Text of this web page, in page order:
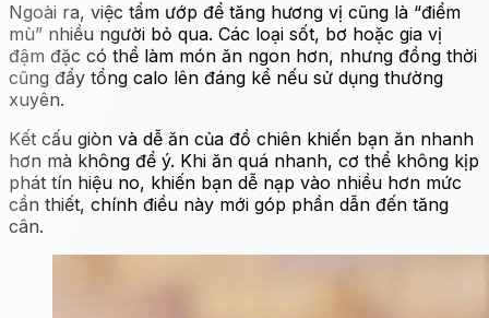
Ngoài ra, việc tẩm ướp để tăng hương vị cũng là “điểm
mù” nhiều người bỏ qua. Các loại sốt, bơ hoặc gia vị
đậm đặc có thể làm món ăn ngon hơn, nhưng đồng thời
cũng đẩy tổng calo lên đáng kể nếu sử dụng thường
xuyên.
Kết cấu giòn và dễ ăn của đồ chiên khiến bạn ăn nhanh
hơn mà không để ý. Khi ăn quá nhanh, cơ thể không kịp
phát tín hiệu no, khiến bạn dễ nạp vào nhiều hơn mức
cần thiết, chính điều này mới góp phần dẫn đến tăng
cân.